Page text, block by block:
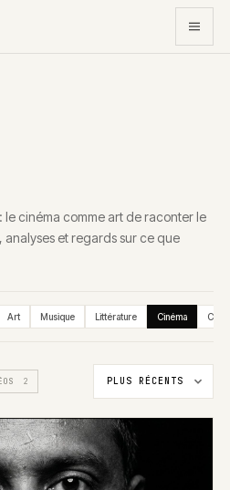
le cinéma comme art de raconter le
et regards sur ce que
Art Musique Littérature Cinéma
2